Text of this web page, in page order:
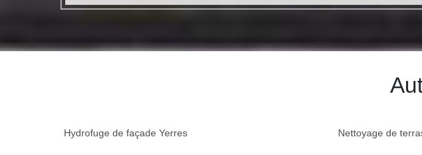
Hydrofuge de façade Yerres Nettoyage de